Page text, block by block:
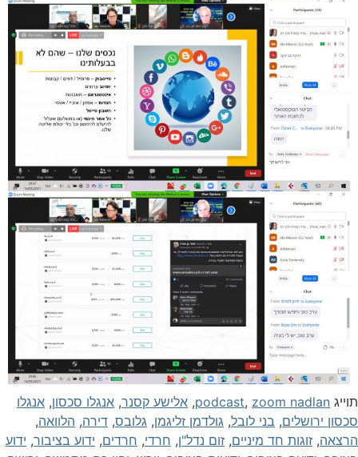
podcast,zoom nadlan
, אלישע קסנר, אנגלו סכסון, אנגלו
ירושלים, בני לובל, גולדמן זליגמן, גלובס, דירה, הלוואה,
, זוגות חד מיניים, זום נדל"ן, חרדי, חרדים, ידוע בציבור, ידוע